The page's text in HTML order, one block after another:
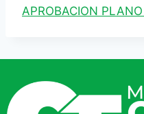
APROBACION